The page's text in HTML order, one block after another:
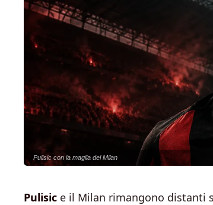
Pulisic con la maglia del Milan
Pulisic e il Milan rimangono distanti